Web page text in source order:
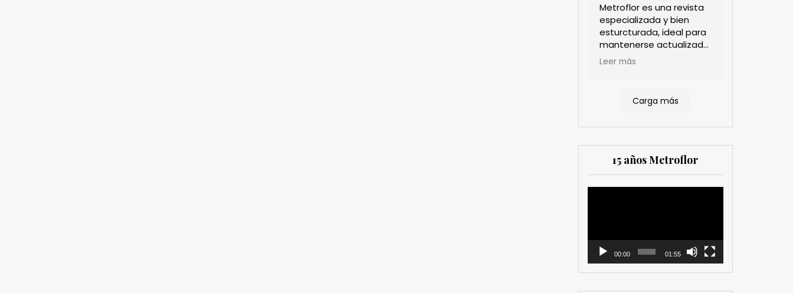
Metroflor es una revista
especializada y bien
esturcturada, ideal para
mantenerse actualizado
en el sector floricultor.
estratégica, las
sector así como los
cubrimientos de los
eventos sociales de las
compañías. Es una
que trabajan en el sector
Leer más
Carga más
15 años Metroflor
00:00 01:55